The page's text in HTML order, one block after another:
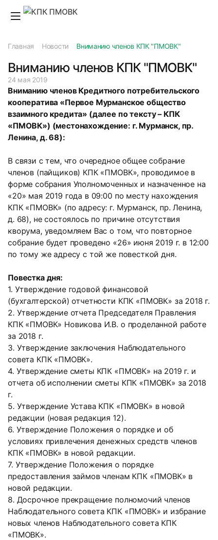
Главная Новости Вниманию членов КПК "ПМОВК"
Вниманию членов КПК "ПМОВК"
24 мая 2019
Вниманию членов Кредитного потребительского
кооператива «Первое Мурманское общество
взаимного кредита» (далее по тексту – КПК
«ПМОВК») (местонахождение: г. Мурманск, пр.
Ленина, д. 68):
В связи с тем, что очередное общее собрание
членов (пайщиков) КПК «ПМОВК», проводимое в
форме собрания Уполномоченных и назначенное на
«20» мая 2019 года в 09:00 по месту нахождения
КПК «ПМОВК» (по адресу: г. Мурманск, пр. Ленина,
д. 68), не состоялось по причине отсутствия
кворума, уведомляем Вас о том, что повторное
собрание будет проведено «26» июня 2019 г. в 12:00
по тому же адресу с той же повесткой дня.
Повестка дня:
1. Утверждение годовой финансовой
(бухгалтерской) отчетности КПК «ПМОВК» за 2018 г.
2. Утверждение отчета Председателя Правления
КПК «ПМОВК» Новикова И.В. о проделанной работе
за 2018 г.
3. Утверждение заключения Наблюдательного
совета КПК «ПМОВК».
4. Утверждение сметы КПК «ПМОВК» на 2019 г. и
отчета об исполнении сметы КПК «ПМОВК» за 2018
г.
5. Утверждение Устава КПК «ПМОВК» в новой
редакции (новая редакция 12).
6. Утверждение Положения о порядке и об
условиях привлечения денежных средств членов
КПК «ПМОВК» в новой редакции.
7. Утверждение Положения о порядке
предоставления займов членам КПК «ПМОВК» в
новой редакции.
8. Досрочное прекращение полномочий членов
Наблюдательного совета КПК «ПМОВК» и избрание
новых членов Наблюдательного совета КПК
«ПМОВК».